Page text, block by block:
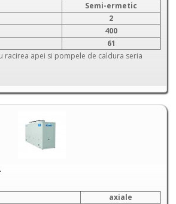
Semi-ermetic
2
400
61
apei si pompele de caldura seria
axiale